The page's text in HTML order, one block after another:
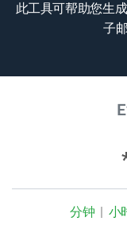
此工具可帮助您生
子
分钟 | 小